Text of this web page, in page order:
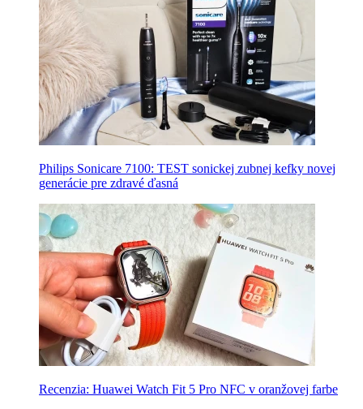
Philips Sonicare 7100: TEST sonickej zubnej kefky novej
generácie pre zdravé ďasná
Recenzia: Huawei Watch Fit 5 Pro NFC v oranžovej farbe